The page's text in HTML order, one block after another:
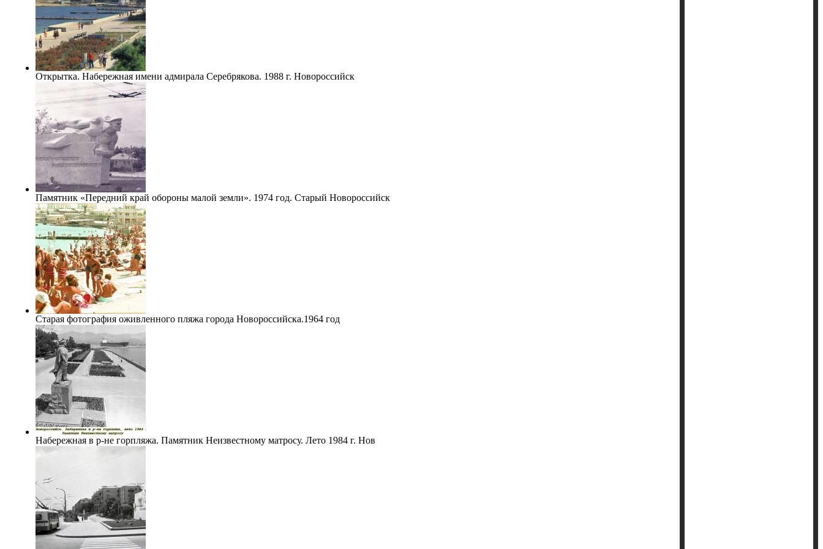
Открытка. Набережная имени адмирала Серебрякова. 1988 г. Новороссийск
Памятник «Передний край обороны малой земли». 1974 год. Старый Новороссийск
Старая фотография оживленного пляжа города Новороссийска.1964 год
Набережная в р-не горпляжа. Памятник Неизвестному матросу. Лето 1984 г. Нов